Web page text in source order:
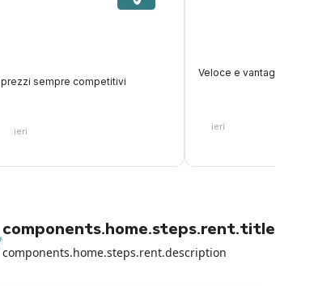
prezzi sempre competitivi
ieri
Veloce e vantaggioso
ieri
components.home.steps.rent.title
components.home.steps.rent.description